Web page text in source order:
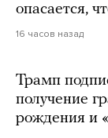
опасается,
16 часов назад
Трамп
получение
рождения и